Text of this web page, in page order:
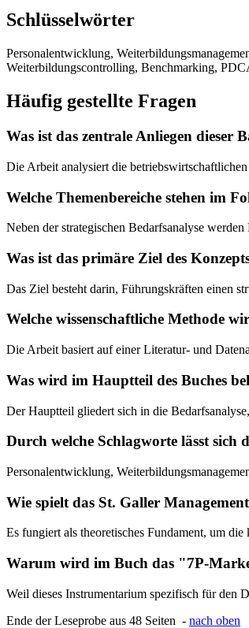
Schlüsselwörter
Personalentwicklung,
Weiterbildungscontrolling, Benchmarking,
Häufig gestellte Fragen
Was ist das zentrale Anliegen dieser
Die Arbeit analysiert die
Welche Themenbereiche stehen im
Neben der strategischen Bedarfsanalyse
Was ist das primäre Ziel des
Das Ziel besteht darin, Führungskräften einen
Welche wissenschaftliche Methode
Die Arbeit basiert auf einer Literatur- und
Was wird im Hauptteil des Buches
Der Hauptteil gliedert sich in die
Durch welche Schlagworte lässt sich
Personalentwicklung,
Wie spielt das St. Galler
Es fungiert als theoretisches Fundament, um
Warum wird im Buch das "7P-
Weil dieses Instrumentarium spezifisch für den
Ende der Leseprobe aus 48 Seiten - nach oben